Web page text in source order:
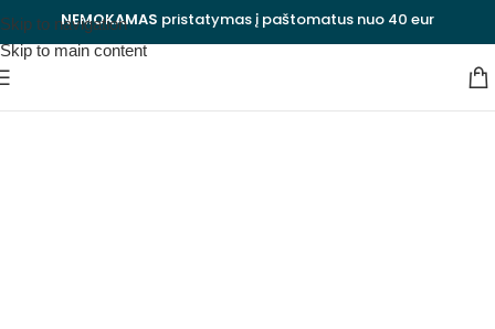
Skip to navigation
Skip to main content
NEMOKAMAS pristatymas į paštomatus nuo 40 eur
Dovanos imonėms